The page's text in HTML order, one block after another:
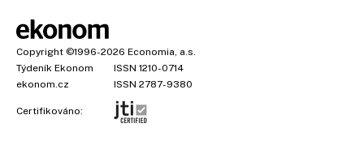
Copyright ©1996-2026 Economia, a.s.
Týdeník Ekonom
ISSN 1210-0714
ekonom.cz
ISSN 2787-9380
Certifikováno: